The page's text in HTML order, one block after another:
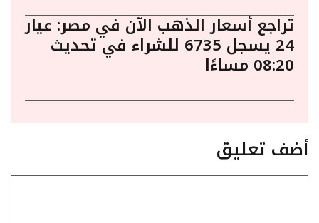
تراجع أسعار الذهب الآن في مصر: عيار
24 يسجل 6735 للشراء في تحديث
08:20 مساءًا
أضف تعليق